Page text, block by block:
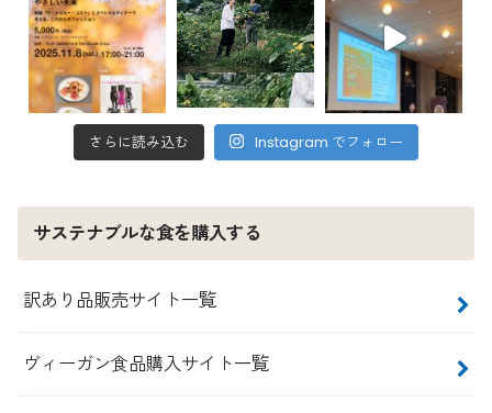
さらに読み込む Instagram でフォロー
サステナブルな食を購入する
訳あり品販売サイト一覧
ヴィーガン食品購入サイト一覧